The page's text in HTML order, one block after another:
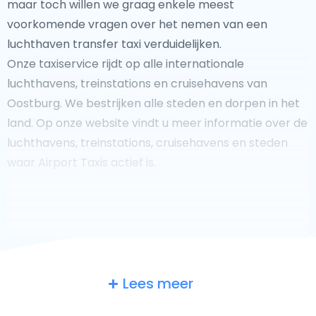
maar toch willen we graag enkele meest
voorkomende vragen over het nemen van een
luchthaven transfer taxi verduidelijken.
Onze taxiservice rijdt op alle internationale
luchthavens, treinstations en cruisehavens van
Oostburg. We bestrijken alle steden en dorpen in het
land. Op onze website vindt u meer informatie over de
luchthavens, treinstations, cruisehavens en steden
waar Airport Taxis actief is.
Lees meer